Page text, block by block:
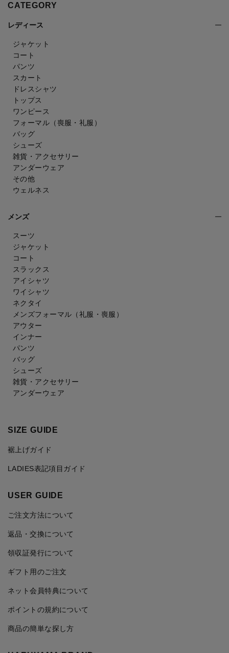
CATEGORY
レディース
ジャケット
コート
パンツ
スカート
ドレスシャツ
トップス
ワンピース
フォーマル（喪服・礼服）
バッグ
シューズ
雑貨・アクセサリー
アンダーウェア
その他
ウェルネス
メンズ
スーツ
ジャケット
コート
スラックス
アイシャツ
ワイシャツ
ネクタイ
メンズフォーマル （礼服・喪服）
アウター
インナー
パンツ
バッグ
シューズ
雑貨・アクセサリー
アンダーウェア
SIZE GUIDE
裾上げガイド
LADIES表記項目ガイド
USER GUIDE
ご注文方法について
返品・交換について
領収証発行について
ギフト用のご注文
ネット会員特典について
ポイントの規約について
商品の簡単な探し方